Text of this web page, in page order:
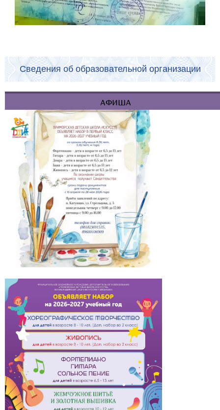
Сведения об образовательной организации
АФИША